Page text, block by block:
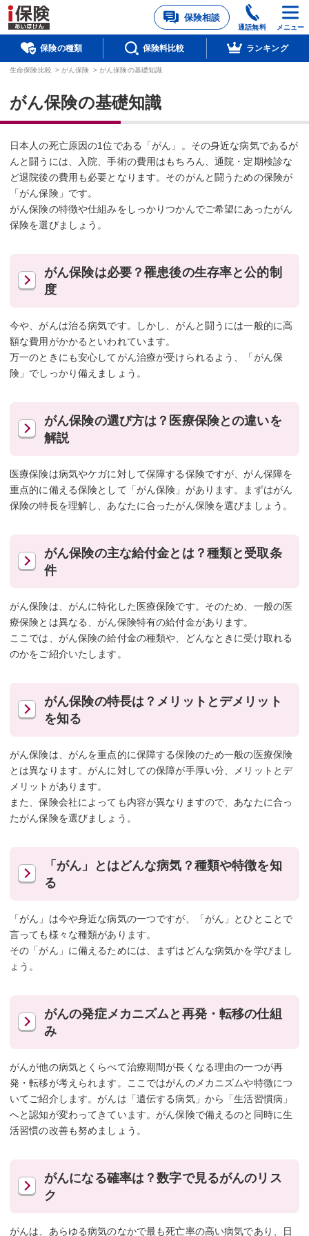
保険相談
通話無料 メニュー
保険の種類 保険料比較 ランキング
生命保険比較 > がん保険 > がん保険の基礎知識
がん保険の基礎知識
日本人の死亡原因の1位である「がん」。その身近な病気であるが
んと闘うには、入院、手術の費用はもちろん、通院・定期検診な
ど退院後の費用も必要となります。そのがんと闘うための保険が
「がん保険」です。
がん保険の特徴や仕組みをしっかりつかんでご希望にあったがん
保険を選びましょう。
がん保険は必要？罹患後の生存率と公的制
度
今や、がんは治る病気です。しかし、がんと闘うには一般的に高
額な費用がかかるといわれています。
万一のときにも安心してがん治療が受けられるよう、「がん保
険」でしっかり備えましょう。
がん保険の選び方は？医療保険との違いを
解説
医療保険は病気やケガに対して保障する保険ですが、がん保障を
重点的に備える保険として「がん保険」があります。まずはがん
保険の特長を理解し、あなたに合ったがん保険を選びましょう。
がん保険の主な給付金とは？種類と受取条
件
がん保険は、がんに特化した医療保険です。そのため、一般の医
療保険とは異なる、がん保険特有の給付金があります。
ここでは、がん保険の給付金の種類や、どんなときに受け取れる
のかをご紹介いたします。
がん保険の特長は？メリットとデメリット
を知る
がん保険は、がんを重点的に保障する保険のため一般の医療保険
とは異なります。がんに対しての保障が手厚い分、メリットとデ
メリットがあります。
また、保険会社によっても内容が異なりますので、あなたに合っ
たがん保険を選びましょう。
「がん」とはどんな病気？種類や特徴を知
る
「がん」は今や身近な病気の一つですが、「がん」とひとことで
言っても様々な種類があります。
その「がん」に備えるためには、まずはどんな病気かを学びまし
ょう。
がんの発症メカニズムと再発・転移の仕組
み
がんが他の病気とくらべて治療期間が長くなる理由の一つが再
発・転移が考えられます。ここではがんのメカニズムや特徴につ
いてご紹介します。がんは「遺伝する病気」から「生活習慣病」
へと認知が変わってきています。がん保険で備えるのと同時に生
活習慣の改善も努めましょう。
がんになる確率は？数字で見るがんのリス
ク
がんは、あらゆる病気のなかで最も死亡率の高い病気であり、日